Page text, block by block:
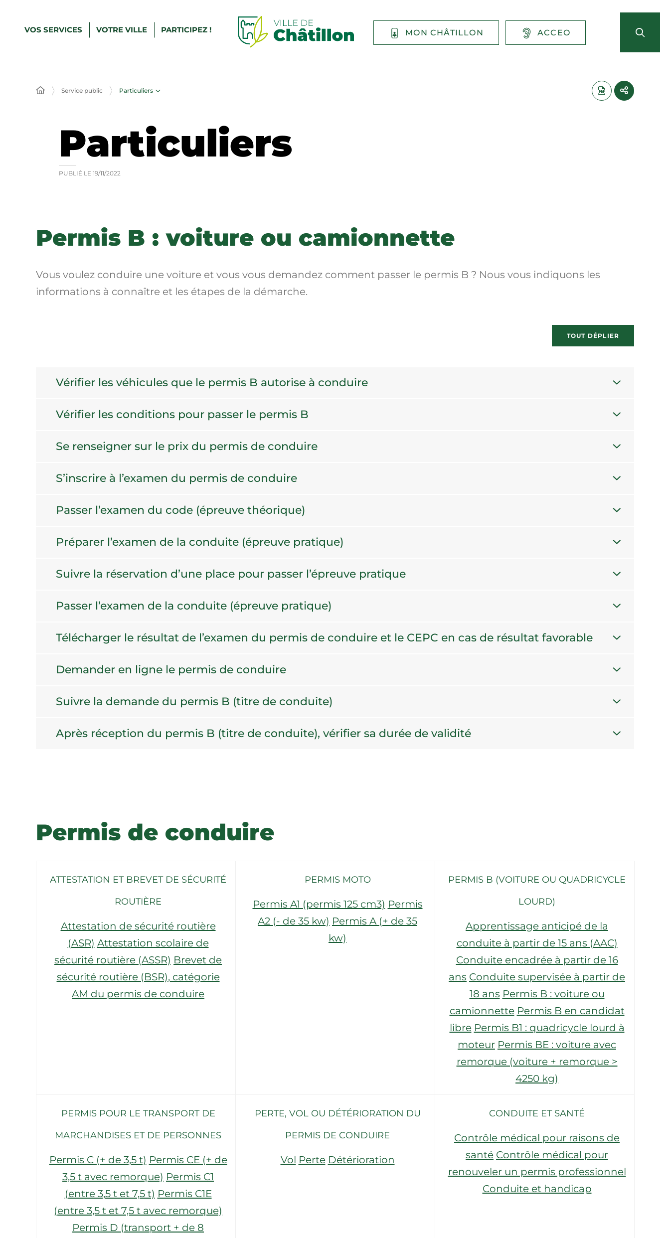
VOS SERVICES VOTRE VILLE PARTICIPEZ ! MON CHÂTILLON ACCEO
Service public Particuliers
Particuliers
PUBLIÉ LE 19/11/2022
Permis B : voiture ou camionnette
Vous voulez conduire une voiture et vous vous demandez comment passer le permis B ? Nous vous indiquons les
informations à connaître et les étapes de la démarche.
TOUT DÉPLIER
Vérifier les véhicules que le permis B autorise à conduire
Vérifier les conditions pour passer le permis B
Se renseigner sur le prix du permis de conduire
S’inscrire à l’examen du permis de conduire
Passer l’examen du code (épreuve théorique)
Préparer l’examen de la conduite (épreuve pratique)
Suivre la réservation d’une place pour passer l’épreuve pratique
Passer l’examen de la conduite (épreuve pratique)
Télécharger le résultat de l’examen du permis de conduire et le CEPC en cas de résultat favorable
Demander en ligne le permis de conduire
Suivre la demande du permis B (titre de conduite)
Après réception du permis B (titre de conduite), vérifier sa durée de validité
Permis de conduire
ATTESTATION ET BREVET DE SÉCURITÉ
ROUTIÈRE
Attestation de sécurité routière
(ASR) Attestation scolaire de
sécurité routière (ASSR) Brevet de
sécurité routière (BSR), catégorie
AM du permis de conduire
PERMIS MOTO
Permis A1 (permis 125 cm3) Permis
A2 (- de 35 kw) Permis A (+ de 35
kw)
PERMIS B (VOITURE OU QUADRICYCLE
LOURD)
Apprentissage anticipé de la
conduite à partir de 15 ans (AAC)
Conduite encadrée à partir de 16
ans Conduite supervisée à partir de
18 ans Permis B : voiture ou
camionnette Permis B en candidat
libre Permis B1 : quadricycle lourd à
moteur Permis BE : voiture avec
remorque (voiture + remorque >
4250 kg)
PERMIS POUR LE TRANSPORT DE
MARCHANDISES ET DE PERSONNES
Permis C (+ de 3,5 t) Permis CE (+ de
3,5 t avec remorque) Permis C1
(entre 3,5 t et 7,5 t) Permis C1E
(entre 3,5 t et 7,5 t avec remorque)
Permis D (transport + de 8
PERTE, VOL OU DÉTÉRIORATION DU
PERMIS DE CONDUIRE
Vol Perte Détérioration
CONDUITE ET SANTÉ
Contrôle médical pour raisons de
santé Contrôle médical pour
renouveler un permis professionnel
Conduite et handicap